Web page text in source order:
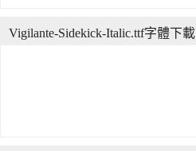
Vigilante-Sidekick-Italic.ttf字體下載